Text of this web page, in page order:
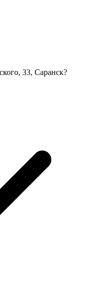
33, Саранск?